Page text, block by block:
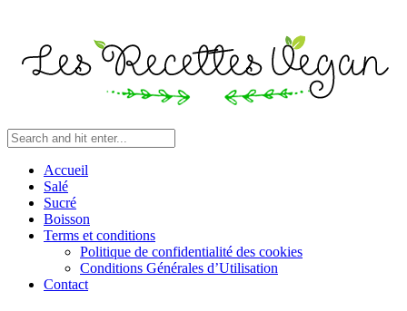
Accueil
Salé
Sucré
Boisson
Terms et conditions
Politique de confidentialité des cookies
Conditions Générales d’Utilisation
Contact